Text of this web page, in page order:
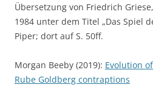
Übersetzung von Friedrich
1984 unter dem Titel „Das Spiel
Piper; dort auf S. 50ff.
Morgan Beeby (2019): Evolution
Rube Goldberg contraptions